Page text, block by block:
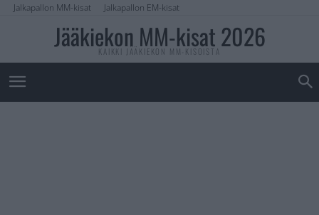
Jalkapallon MM-kisat Jalkapallon EM-kisat
Jääkiekon MM-kisat 2026
KAIKKI JÄÄKIEKON MM-KISOISTA